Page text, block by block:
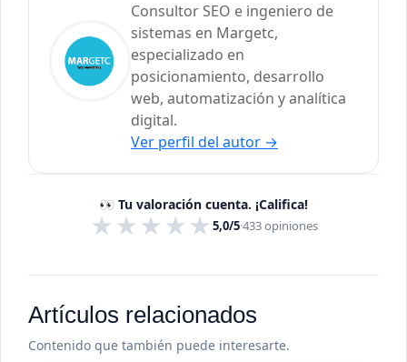
Consultor SEO e ingeniero de
sistemas en Margetc,
especializado en
posicionamiento, desarrollo
web, automatización y analítica
digital.
Ver perfil del autor →
👀 Tu valoración cuenta. ¡Califica!
★
★
★
★
★ 5,0/5·433opiniones
Artículos relacionados
Contenido que también puede interesarte.